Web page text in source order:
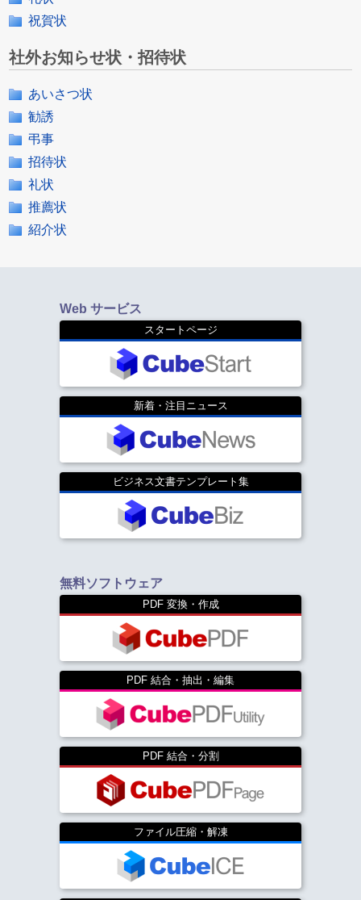
祝賀状
社外お知らせ状・招待状
あいさつ状
勧誘
弔事
招待状
礼状
推薦状
紹介状
Web サービス
スタートページ
新着・注目ニュース
ビジネス文書テンプレート集
無料ソフトウェア
PDF 変換・作成
PDF 結合・抽出・編集
PDF 結合・分割
ファイル圧縮・解凍